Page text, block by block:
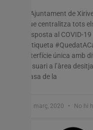
L’Ajuntament de
que centralitza tots
resposta al COVID-
l’etiqueta
interfície única amb
l’usuari a l’àrea
Casa de la
31 març, 2020 No hi